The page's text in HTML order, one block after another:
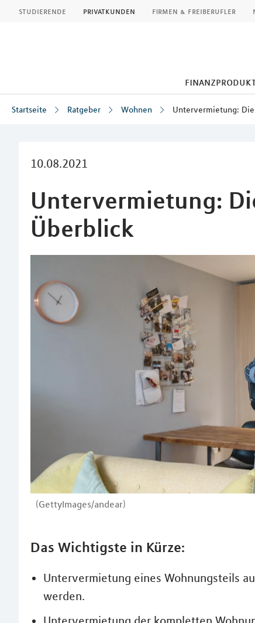
studierende privatkunden firmen & freiberufler
Startseite Ratgeber Wohnen Untervermietung:
10.08.2021
Untervermietung:
Überblick
(GettyImages/andear)
Das Wichtigste in Kürze:
Untervermietung eines Wohnungsteils
werden.